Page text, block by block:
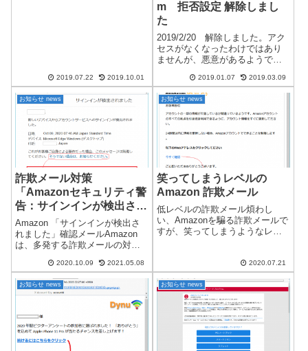
2019.07.22 2019.10.01
m 拒否設定 解除しまし
た
2019/2/20 解除しました。アク
セスがなくなったわけではあり
ませんが、悪意があるようでも
で解除しました。何かしらのデ
ータを収集していると思われま
す。2019/01/07amazonaws.com
からのアクセ...
2019.01.07 2019.03.09
お知らせ news
詐欺メール対策
「Amazonセキュリティ警
告：サインインが検出され
ました」 確認メール 重
要な補足
Amazon 「サインインが検出さ
れました」確認メールAmazon
は、多発する詐欺メールの対策
になっています。その一つに、
サインインの確認 があり、他の
サイトも行っていますが、
Amazonの場合は、特に神経質に
2020.10.09 2021.05.08
お知らせ news
笑ってしまうレベルの
Amazon 詐欺メール
低レベルの詐欺メール煩わし
い、Amazonを騙る詐欺メールで
すが、笑ってしまうようなレベ
ーを作成してブロックしている
ので通常は、届きません。今回
は、メールのタイトルがない状
態で送...
2020.07.21
お知らせ news お知らせ news